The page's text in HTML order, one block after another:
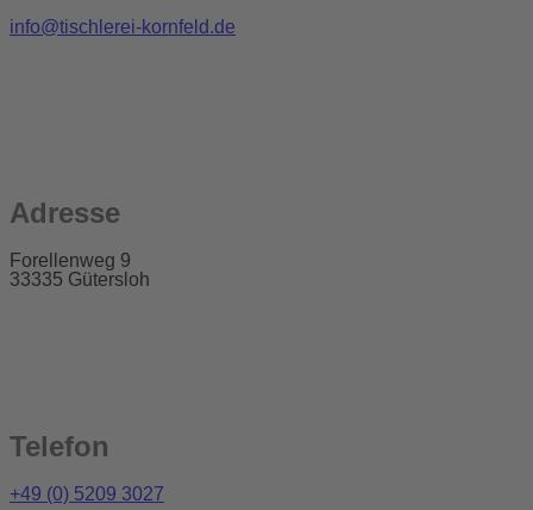
info@tischlerei-kornfeld.de
Adresse
Forellenweg 9
33335 Gütersloh
Telefon
+49 (0) 5209 3027